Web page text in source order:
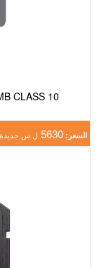
CLASS 10
السعر: 5630 ل س جديدة